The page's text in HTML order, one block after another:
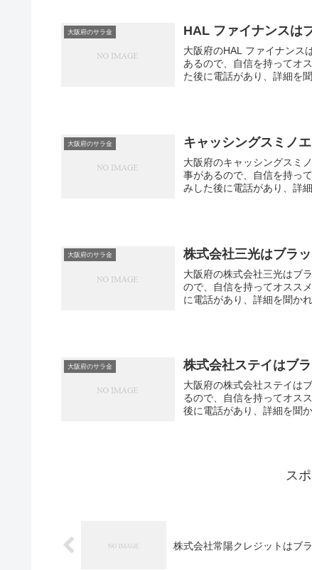
大阪府のサラ金 HAL ファイナンスは
大阪府のHAL ファイナンス
あるので、自信を持ってオ
た後に電話があり、詳細を
大阪府のサラ金 キャッシングスミノ
大阪府のキャッシングスミ
事があるので、自信を持っ
みした後に電話があり、詳
大阪府のサラ金 株式会社三光はブラ
大阪府の株式会社三光はブ
ので、自信を持ってオスス
に電話があり、詳細を聞か
大阪府のサラ金 株式会社ステイはブ
大阪府の株式会社ステイは
るので、自信を持ってオス
後に電話があり、詳細を聞
ス
株式会社常陽クレジットはブ